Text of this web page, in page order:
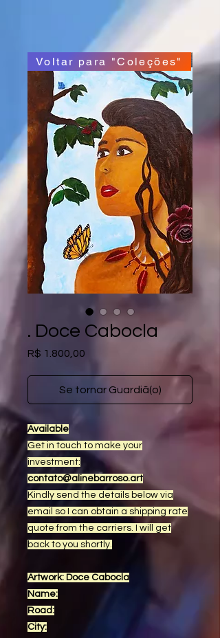
. Doce Cabocla
R$ 1.800,00
Se tornar Guardiã(o)
Available
Get in touch to make your
investment:
contato@alinebarroso.art
Kindly send the details below via
email so I can obtain a shipping rate
quote from the carriers. I will get
back to you shortly.
Artwork: Doce Cabocla
Name:
Road:
City:
Voltar para "Coleções"